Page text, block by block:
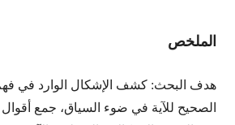
الملخص
هدف البحث: كشف الإشكال الوارد في فهم
الصحيح للآية في ضوء السياق، جمع أقوال